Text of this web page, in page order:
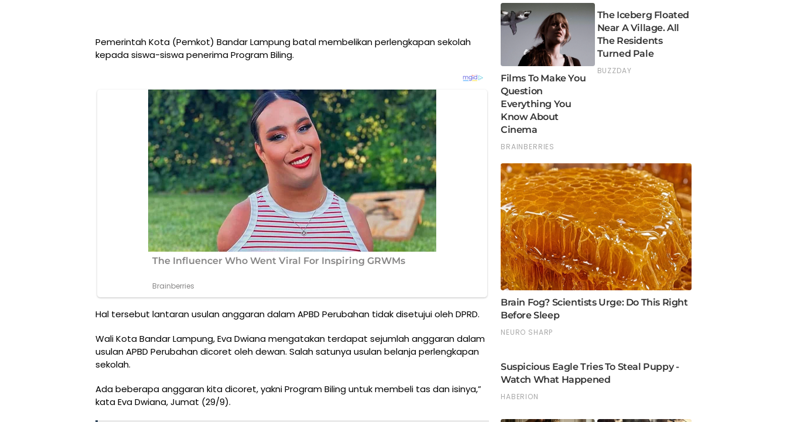
Pemerintah Kota (Pemkot) Bandar Lampung batal membelikan perlengkapan sekolah
kepada siswa-siswa penerima Program Biling.
Hal tersebut lantaran usulan anggaran dalam APBD Perubahan tidak disetujui oleh DPRD.
Wali Kota Bandar Lampung, Eva Dwiana mengatakan terdapat sejumlah anggaran dalam
usulan APBD Perubahan dicoret oleh dewan. Salah satunya usulan belanja perlengkapan
sekolah.
Ada beberapa anggaran kita dicoret, yakni Program Biling untuk membeli tas dan isinya,”
kata Eva Dwiana, Jumat (29/9).